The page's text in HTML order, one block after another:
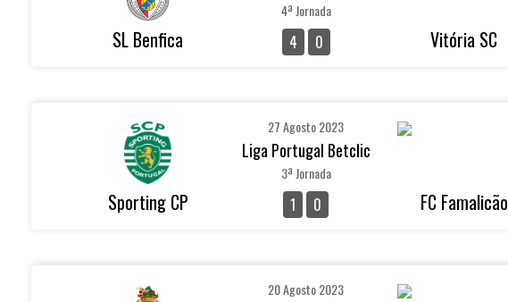
SL Benfica
4ª Jornada
4 0 Vitória SC
Sporting CP
27 Agosto 2023
Liga Portugal Betclic
3ª Jornada
1 0 FC Famalicão
20 Agosto 2023